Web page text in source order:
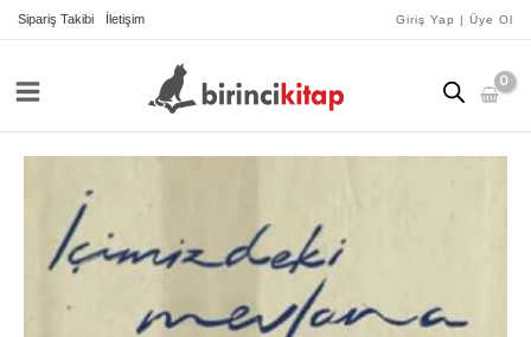
İçeriğe
Sipariş Takibi İletişim Giriş Yap | Üye Ol
Mevlana
adet